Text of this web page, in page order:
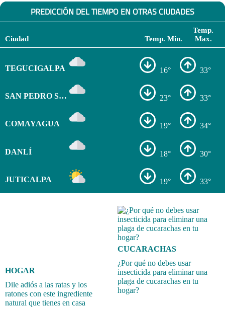
PREDICCIÓN DEL TIEMPO EN OTRAS CIUDADES
Ciudad Temp. Min.
Temp.
Max.
TEGUCIGALPA 16° 33°
SAN PEDRO SULA 23° 33°
COMAYAGUA 19° 34°
DANLÍ 18° 30°
JUTICALPA 19° 33°
HOGAR
Dile adiós a las ratas y los
ratones con este ingrediente
natural que tienes en casa
CUCARACHAS
¿Por qué no debes usar
insecticida para eliminar una
plaga de cucarachas en tu
hogar?